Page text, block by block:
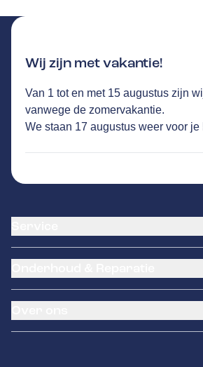
Wij zijn met vakantie!
Van 1 tot en met 15 augustus zijn
vanwege de zomervakantie.
We staan 17 augustus weer voor je
VAN DER LOCHT
GA NAAR DE HOMEPAGINA
Route
Liessentstraat 14 Uden
773klanten waarderen
Banden service
Klantenkaart
Schade en reparatie